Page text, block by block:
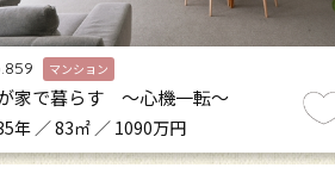
マンション
家で暮らす 〜心機一転〜
年 ／ 83㎡ ／ 1090万円